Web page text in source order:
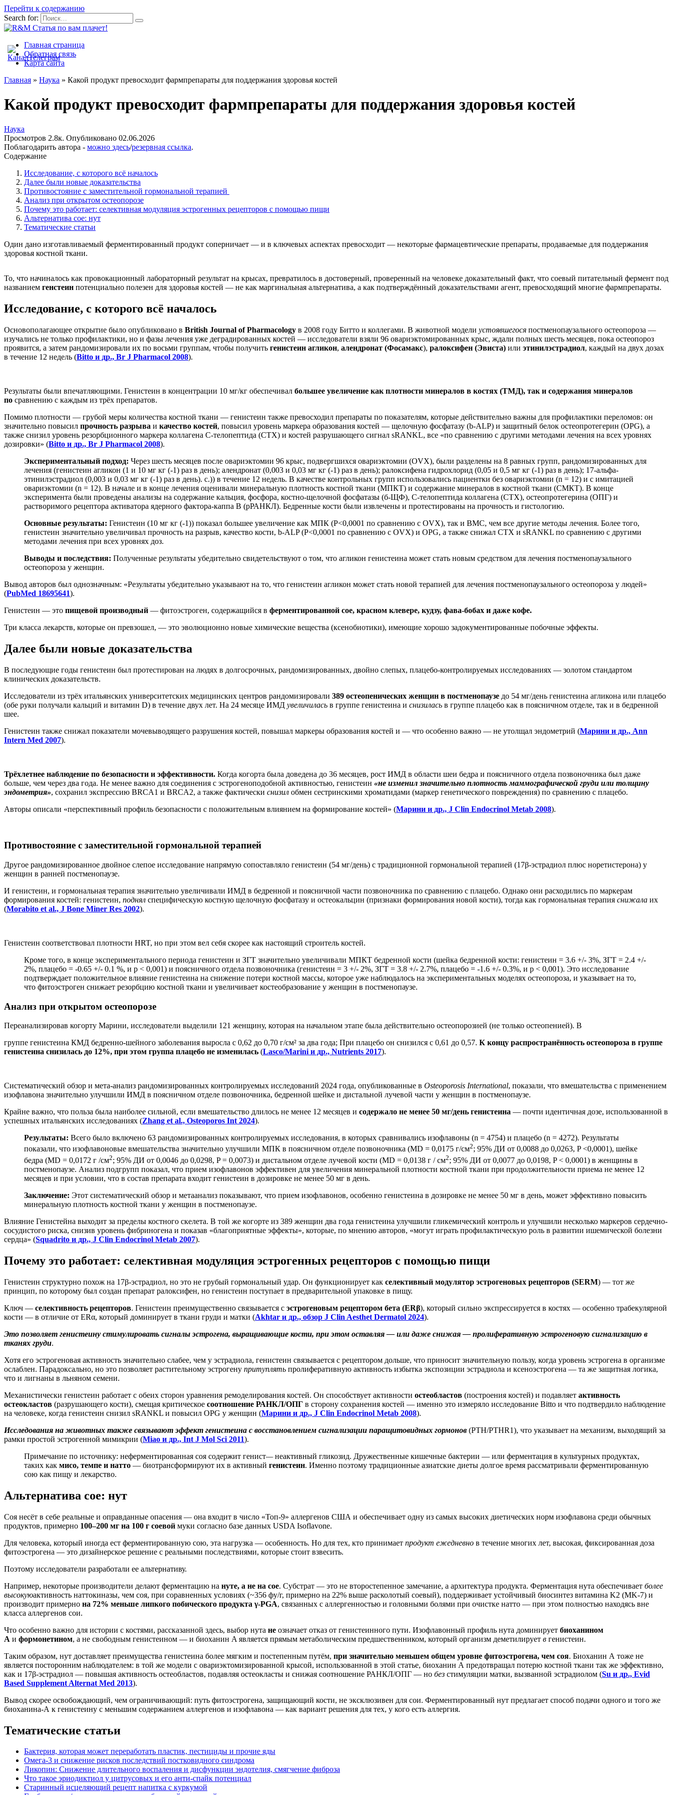
Перейти к содержанию
Search for:
Главная страница
Обратная связь
Карта сайта
Главная » Наука » Какой продукт превосходит фармпрепараты для поддержания здоровья костей
Какой продукт превосходит фармпрепараты для поддержания здоровья костей
Наука
Просмотров 2.8к. Опубликовано 02.06.2026
Поблагодарить автора - можно здесь/резервная ссылка.
Содержание
Исследование, с которого всё началось
Далее были новые доказательства
Противостояние с заместительной гормональной терапией
Анализ при открытом остеопорозе
Почему это работает: селективная модуляция эстрогенных рецепторов с помощью пищи
Альтернатива сое: нут
Тематические статьи
Один дано изготавливаемый ферментированный продукт соперничает — и в ключевых аспектах превосходит — некоторые фармацевтические препараты, продаваемые для поддержания
здоровья костной ткани.
То, что начиналось как провокационный лабораторный результат на крысах, превратилось в достоверный, проверенный на человеке доказательный факт, что соевый питательный фермент под
названием генстеин потенциально полезен для здоровья костей — не как маргинальная альтернатива, а как подтверждённый доказательствами агент, превосходящий многие фармпрепараты.
Исследование, с которого всё началось
Основополагающее открытие было опубликовано в British Journal of Pharmacology в 2008 году Битто и коллегами. В животной модели устоявшегося постменопаузального остеопороза —
изучались не только профилактики, но и фазы лечения уже деградированных костей — исследователи взяли 96 овариэктомированных крыс, ждали полных шесть месяцев, пока остеопороз
проявится, а затем рандомизировали их по восьми группам, чтобы получить генистеин агликон, алендронат (Фосамакс), ралоксифен (Эвиста) или этинилэстрадиол, каждый на двух дозах
в течение 12 недель (Bitto и др., Br J Pharmacol 2008).
Результаты были впечатляющими. Генистеин в концентрации 10 мг/кг обеспечивал большее увеличение как плотности минералов в костях (ТМД), так и содержания минералов
по сравнению с каждым из трёх препаратов.
Помимо плотности — грубой меры количества костной ткани — генистеин также превосходил препараты по показателям, которые действительно важны для профилактики переломов: он
значительно повысил прочность разрыва и качество костей, повысил уровень маркера образования костей — щелочную фосфатазу (b-ALP) и защитный белок остеопротегерин (OPG), а
также снизил уровень резорбционного маркера коллагена C-телопептида (CTX) и костей разрушающего сигнал sRANKL, все «по сравнению с другими методами лечения на всех уровнях
дозировки» (Bitto и др., Br J Pharmacol 2008).
Экспериментальный подход: Через шесть месяцев после овариэктомии 96 крыс, подвергшихся овариэктомии (OVX), были разделены на 8 равных групп, рандомизированных для
лечения (генистеин агликон (1 и 10 мг кг (-1) раз в день); алендронат (0,003 и 0,03 мг кг (-1) раз в день); ралоксифена гидрохлорид (0,05 и 0,5 мг кг (-1) раз в день); 17-альфа-
этинилэстрадиол (0,003 и 0,03 мг кг (-1) раз в день). с.)) в течение 12 недель. В качестве контрольных групп использовались пациентки без овариэктомии (n = 12) и с имитацией
овариэктомии (n = 12). В начале и в конце лечения оценивали минеральную плотность костной ткани (МПКТ) и содержание минералов в костной ткани (СМКТ). В конце
эксперимента были проведены анализы на содержание кальция, фосфора, костно-щелочной фосфатазы (б-ЩФ), С-телопептида коллагена (СТХ), остеопротегерина (ОПГ) и
растворимого рецептора активатора ядерного фактора-каппа B (рРАНКЛ). Бедренные кости были извлечены и протестированы на прочность и гистологию.
Основные результаты: Генистеин (10 мг кг (-1)) показал большее увеличение как МПК (P<0,0001 по сравнению с OVX), так и BMC, чем все другие методы лечения. Более того,
генистеин значительно увеличивал прочность на разрыв, качество кости, b-ALP (P<0,0001 по сравнению с OVX) и OPG, а также снижал CTX и sRANKL по сравнению с другими
методами лечения при всех уровнях доз.
Выводы и последствия: Полученные результаты убедительно свидетельствуют о том, что агликон генистеина может стать новым средством для лечения постменопаузального
остеопороза у женщин.
Вывод авторов был однозначным: «Результаты убедительно указывают на то, что генистеин агликон может стать новой терапией для лечения постменопаузального остеопороза у людей»
(PubMed 18695641).
Генистеин — это пищевой производный — фитоэстроген, содержащийся в ферментированной сое, красном клевере, кудзу, фава-бобах и даже кофе.
Три класса лекарств, которые он превзошел, — это эволюционно новые химические вещества (ксенобиотики), имеющие хорошо задокументированные побочные эффекты.
Далее были новые доказательства
В последующие годы генистеин был протестирован на людях в долгосрочных, рандомизированных, двойно слепых, плацебо-контролируемых исследованиях — золотом стандартом
клинических доказательств.
Исследователи из трёх итальянских университетских медицинских центров рандомизировали 389 остеопенических женщин в постменопаузе до 54 мг/день генистеина агликона или плацебо
(обе руки получали кальций и витамин D) в течение двух лет. На 24 месяце ИМД увеличилась в группе генистеина и снизилась в группе плацебо как в поясничном отделе, так и в бедренной
шее.
Генистеин также снижал показатели мочевыводящего разрушения костей, повышал маркеры образования костей и — что особенно важно — не утолщал эндометрий (Марини и др., Ann
Intern Med 2007).
Трёхлетнее наблюдение по безопасности и эффективности. Когда когорта была доведена до 36 месяцев, рост ИМД в области шеи бедра и поясничного отдела позвоночника был даже
больше, чем через два года. Не менее важно для соединения с эстрогеноподобной активностью, генистеин «не изменил значительно плотность маммографической груди или толщину
эндометрия», сохранил экспрессию BRCA1 и BRCA2, а также фактически снизил обмен сестринскими хроматидами (маркер генетического повреждения) по сравнению с плацебо.
Авторы описали «перспективный профиль безопасности с положительным влиянием на формирование костей» (Марини и др., J Clin Endocrinol Metab 2008).
Противостояние с заместительной гормональной терапией
Другое рандомизированное двойное слепое исследование напрямую сопоставляло генистеин (54 мг/день) с традиционной гормональной терапией (17β-эстрадиол плюс норетистерона) у
женщин в ранней постменопаузе.
И генистеин, и гормональная терапия значительно увеличивали ИМД в бедренной и поясничной части позвоночника по сравнению с плацебо. Однако они расходились по маркерам
формирования костей: генистеин, поднял специфическую костную щелочную фосфатазу и остеокальцин (признаки формирования новой кости), тогда как гормональная терапия снижала их
(Morabito et al., J Bone Miner Res 2002).
Генистеин соответствовал плотности HRT, но при этом вел себя скорее как настоящий строитель костей.
Кроме того, в конце экспериментального периода генистеин и ЗГТ значительно увеличивали МПКТ бедренной кости (шейка бедренной кости: генистеин = 3.6 +/- 3%, ЗГТ = 2.4 +/-
2%, плацебо = -0.65 +/- 0.1 %, и р < 0,001) и поясничного отдела позвоночника (генистеин = 3 +/- 2%, ЗГТ = 3.8 +/- 2.7%, плацебо = -1.6 +/- 0.3%, и р < 0,001). Это исследование
подтверждает положительное влияние генистеина на снижение потери костной массы, которое уже наблюдалось на экспериментальных моделях остеопороза, и указывает на то,
что фитоэстроген снижает резорбцию костной ткани и увеличивает костеобразование у женщин в постменопаузе.
Анализ при открытом остеопорозе
Переанализировав когорту Марини, исследователи выделили 121 женщину, которая на начальном этапе была действительно остеопорозией (не только остеопенией). В
группе генистеина КМД бедренно-шейного заболевания выросла с 0,62 до 0,70 г/см² за два года; При плацебо он снизился с 0,61 до 0,57. К концу распространённость остеопороза в группе
генистеина снизилась до 12%, при этом группа плацебо не изменилась (Lasco/Marini и др., Nutrients 2017).
Систематический обзор и мета-анализ рандомизированных контролируемых исследований 2024 года, опубликованные в Osteoporosis International, показали, что вмешательства с применением
изофлавона значительно улучшили ИМД в поясничном отделе позвоночника, бедренной шейке и дистальной лучевой части у женщин в постменопаузе.
Крайне важно, что польза была наиболее сильной, если вмешательство длилось не менее 12 месяцев и содержало не менее 50 мг/день генистеина — почти идентичная дозе, использованной в
успешных итальянских исследованиях (Zhang et al., Osteoporos Int 2024).
Результаты: Всего было включено 63 рандомизированных контролируемых исследования, в которых сравнивались изофлавоны (n = 4754) и плацебо (n = 4272). Результаты
показали, что изофлавоновые вмешательства значительно улучшили МПК в поясничном отделе позвоночника (MD = 0,0175 г/см2; 95% ДИ от 0,0088 до 0,0263, P <0,0001), шейке
бедра (MD = 0,0172 г /см2; 95% ДИ от 0,0046 до 0,0298, P = 0,0073) и дистальном отделе лучевой кости (MD = 0,0138 г / см2; 95% ДИ от 0,0077 до 0,0198, P < 0,0001) в женщины в
постменопаузе. Анализ подгрупп показал, что прием изофлавонов эффективен для увеличения минеральной плотности костной ткани при продолжительности приема не менее 12
месяцев и при условии, что в состав препарата входит генистеин в дозировке не менее 50 мг в день.
Заключение: Этот систематический обзор и метаанализ показывают, что прием изофлавонов, особенно генистеина в дозировке не менее 50 мг в день, может эффективно повысить
минеральную плотность костной ткани у женщин в постменопаузе.
Влияние Генистейна выходит за пределы костного скелета. В той же когорте из 389 женщин два года генистеина улучшили гликемический контроль и улучшили несколько маркеров сердечно-
сосудистого риска, снизив уровень фибриногена и показав «благоприятные эффекты», которые, по мнению авторов, «могут играть профилактическую роль в развитии ишемической болезни
сердца» (Squadrito и др., J Clin Endocrinol Metab 2007).
Почему это работает: селективная модуляция эстрогенных рецепторов с помощью пищи
Генистеин структурно похож на 17β-эстрадиол, но это не грубый гормональный удар. Он функционирует как селективный модулятор эстрогеновых рецепторов (SERM) — тот же
принцип, по которому был создан препарат ралоксифен, но генистеин поступает в предварительной упаковке в пищу.
Ключ — селективность рецепторов. Генистеин преимущественно связывается с эстрогеновым рецептором бета (ERβ), который сильно экспрессируется в костях — особенно трабекулярной
кости — в отличие от ERα, который доминирует в ткани груди и матки (Akhtar и др., обзор J Clin Aesthet Dermatol 2024).
Это позволяет генистеину стимулировать сигналы эстрогена, выращивающие кости, при этом оставляя — или даже снижая — пролиферативную эстрогеновую сигнализацию в
тканях груди.
Хотя его эстрогеновая активность значительно слабее, чем у эстрадиола, генистеин связывается с рецептором дольше, что приносит значительную пользу, когда уровень эстрогена в организме
ослаблен. Парадоксально, но это позволяет растительному эстрогену притуплять пролиферативную активность избытка экспозиции эстрадиола и ксеноэстрогена — та же защитная логика,
что и лигнаны в льняном семени.
Механистически генистеин работает с обеих сторон уравнения ремоделирования костей. Он способствует активности остеобластов (построения костей) и подавляет активность
остеокластов (разрушающего кости), смещая критическое соотношение РАНКЛ/ОПГ в сторону сохранения костей — именно это измеряло исследование Bitto и что подтвердило наблюдение
на человеке, когда генистеин снизил sRANKL и повысил OPG у женщин (Марини и др., J Clin Endocrinol Metab 2008).
Исследования на животных также связывают эффект генистеина с восстановлением сигнализации паращитовидных гормонов (PTH/PTHR1), что указывает на механизм, выходящий за
рамки простой эстрогенной мимикрии (Miao и др., Int J Mol Sci 2011).
Примечание по источнику: неферментированная соя содержит генист—неактивный гликозид. Дружественные кишечные бактерии — или ферментация в культурных продуктах,
таких как мисо, темпе и натто — биотрансформируют их в активный генистеин. Именно поэтому традиционные азиатские диеты долгое время рассматривали ферментированную
сою как пищу и лекарство.
Альтернатива сое: нут
Соя несёт в себе реальные и оправданные опасения — она входит в число «Топ-9» аллергенов США и обеспечивает одну из самых высоких диетических норм изофлавона среди обычных
продуктов, примерно 100–200 мг на 100 г соевой муки согласно базе данных USDA Isoflavone.
Для человека, который иногда ест ферментированную сою, эта нагрузка — особенность. Но для тех, кто принимает продукт ежедневно в течение многих лет, высокая, фиксированная доза
фитоэстрогена — это дизайнерское решение с реальными последствиями, которые стоит взвесить.
Поэтому исследователи разработали ее альтернативу.
Например, некоторые производители делают ферментацию на нуте, а не на сое. Субстрат — это не второстепенное замечание, а архитектура продукта. Ферментация нута обеспечивает более
высокуюактивность наттокиназы, чем соя, при соравненных условиях (~356 фу/г, примерно на 22% выше расколотый соевый), поддерживает устойчивый биосинтез витамина K2 (MK-7) и
производит примерно на 72% меньше липкого побического продукта γ-PGA, связанных с аллергенностью и головными болями при очистке натто — при этом полностью находясь вне
класса аллергенов сои.
Что особенно важно для истории с костями, рассказанной здесь, выбор нута не означает отказ от генистеинного пути. Изофлавонный профиль нута доминирует биоханином
A и формонетином, а не свободным генистеином — и биоханин A является прямым метаболическим предшественником, который организм деметилирует в генистеин.
Таким образом, нут доставляет преимущества генистеина более мягким и постепенным путём, при значительно меньшем общем уровне фитоэстрогена, чем соя. Биоханин А тоже не
является посторонним наблюдателем: в той же модели с овариэктомизированной крысой, использованной в этой статье, биоханин А предотвращал потерю костной ткани так же эффективно,
как и 17β-эстрадиол — повышая активность остеобластов, подавляя остеокласты и снижая соотношение РАНКЛ/ОПГ — но без стимуляции матки, вызванной эстрадиолом (Su и др., Evid
Based Supplement Alternat Med 2013).
Вывод скорее освобождающий, чем ограничивающий: путь фитоэстрогена, защищающий кости, не эксклюзивен для сои. Ферментированный нут предлагает способ подачи одного и того же
биоханина-А к генистеину с меньшим содержанием аллергенов и изофлавона — как вариант решения для тех, у кого есть аллергия.
Тематические статьи
Бактерия, которая может переработать пластик, пестициды и прочие яды
Омега-3 и снижение рисков последствий постковидного синдрома
Ликопин: Снижение длительного воспаления и дисфункции эндотелия, смягчение фиброза
Что такое эриодиктиол у цитрусовых и его анти-спайк потенциал
Старинный исцеляющий рецепт напитка с куркумой